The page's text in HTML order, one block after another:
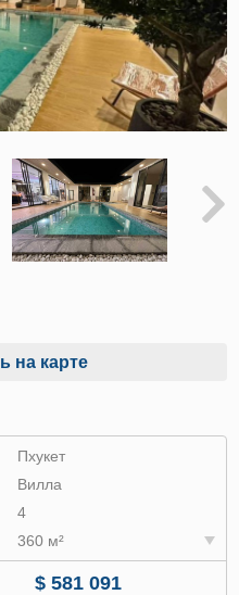
на карте
Пхукет
Вилла
4
360 м²
$ 581 091